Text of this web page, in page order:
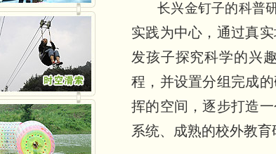
长兴金钉子的科普
实践为中心，通过真
发孩子探究科学的兴
程，并设置分组完成
挥的空间，逐步打造
系统、成熟的校外教育